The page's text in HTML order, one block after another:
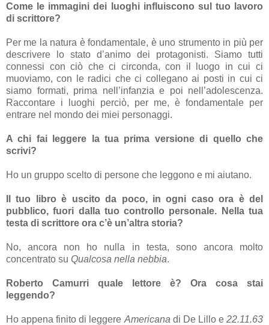
Come le immagini dei luoghi influiscono sul tuo lavoro
di scrittore?
Per me la natura è fondamentale, è uno strumento in più per
descrivere lo stato d’animo dei protagonisti. Siamo tutti
connessi con ciò che ci circonda, con il luogo in cui ci
muoviamo, con le radici che ci collegano ai posti in cui ci
siamo formati, prima nell’infanzia e poi nell’adolescenza.
Raccontare i luoghi perciò, per me, è fondamentale per
entrare nel mondo dei miei personaggi.
A chi fai leggere la tua prima versione di quello che
scrivi?
Ho un gruppo scelto di persone che leggono e mi aiutano.
Il tuo libro è uscito da poco, in ogni caso ora è del
pubblico, fuori dalla tuo controllo personale. Nella tua
testa di scrittore ora c’è un’altra storia?
No, ancora non ho nulla in testa, sono ancora molto
concentrato su Qualcosa nella nebbia.
Roberto Camurri quale lettore è? Ora cosa stai
leggendo?
Ho appena finito di leggere Americana di De Lillo e 22.11.63